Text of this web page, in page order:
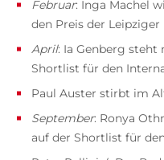
Februar: Inga Machel
den Preis der
April: Ia Genberg steht
Shortlist für den
Paul Auster stirbt im
September: Ronya
auf der Shortlist für